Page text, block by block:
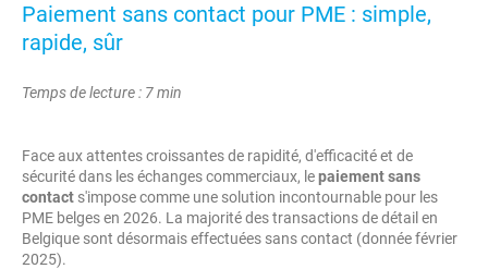
Paiement sans contact pour PME : simple,
rapide, sûr
Temps de lecture : 7 min
Face aux attentes croissantes de rapidité, d'efficacité et de
sécurité dans les échanges commerciaux, lepaiement sans
contact s'impose comme une solution incontournable pour les
PME belges en 2026. La majorité des transactions de détail en
Belgique sont désormais effectuées sans contact (donnée février
2025).